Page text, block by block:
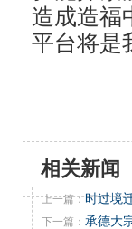
造成造福
平台将是
相关新闻
上一篇：时过境
下一篇： 承德大